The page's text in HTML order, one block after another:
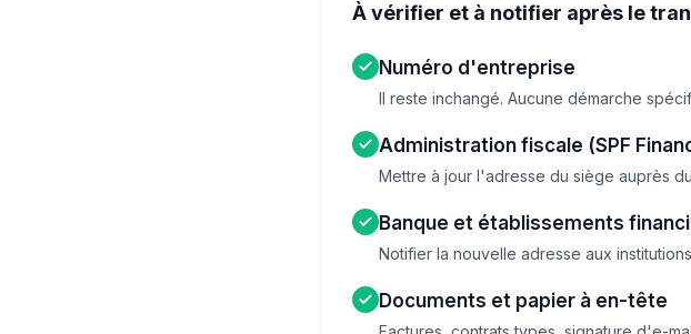
À vérifier et à notifier après le
Numéro d'entreprise
Il reste inchangé. Aucune démarche
Administration fiscale (SPF
Mettre à jour l'adresse du siège auprès
Banque et établissements
Notifier la nouvelle adresse aux
Documents et papier à en-tête